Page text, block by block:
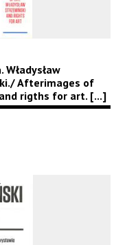
Afterimages of
rigths for art. [...]